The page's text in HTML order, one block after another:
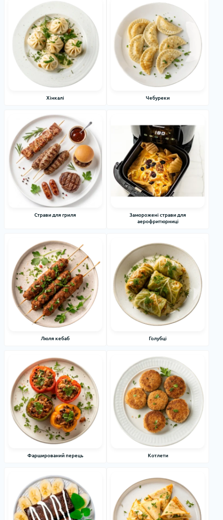
Хінкалі Чебуреки
Страви для гриля
Заморожені страви для
аерофритюрниці
Люля кебаб Голубці
Фарширований перець Котлети